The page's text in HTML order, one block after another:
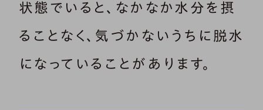
状態でいると、なかなか水分を摂
ることなく、気づかないうちに脱水
になっていることがあります。